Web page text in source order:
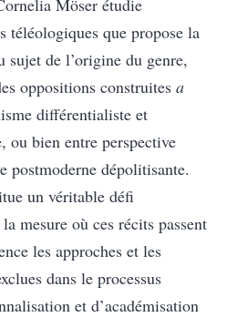
téléologiques que propose la
sujet de l’origine du genre,
oppositions construites a
différentialiste et
ou bien entre perspective
postmoderne dépolitisante.
un véritable défi
mesure où ces récits passent
les approches et les
dans le processus
et d’académisation